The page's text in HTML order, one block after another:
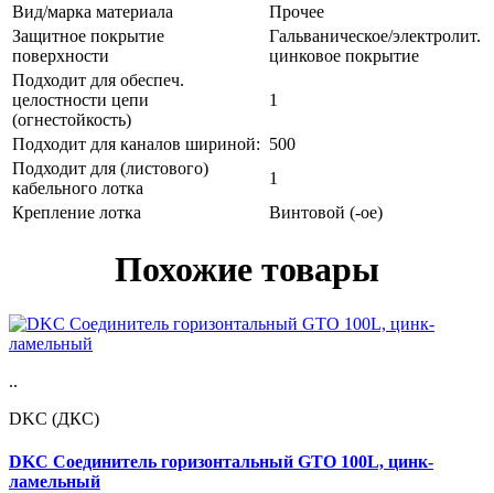
Вид/марка материала
Прочее
Защитное покрытие
поверхности
Гальваническое/электролит.
цинковое покрытие
Подходит для обеспеч.
целостности цепи
(огнестойкость)
1
Подходит для каналов шириной: 500
Подходит для (листового)
кабельного лотка
1
Крепление лотка
Винтовой (-ое)
Похожие товары
..
DKC (ДКС)
DKC Соединитель горизонтальный GTO 100L, цинк-
ламельный